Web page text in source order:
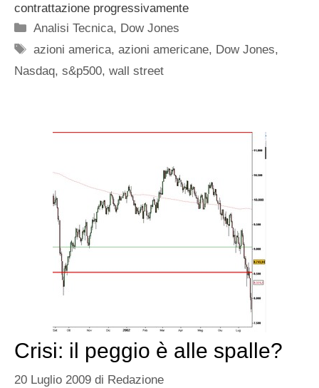
contrattazione progressivamente
Categorie
Analisi Tecnica, Dow Jones
Tag
azioni america,azioni americane, Dow Jones,
Nasdaq, s&p500, wall street
Crisi: il peggio è alle spalle?
20 Luglio 2009 di Redazione